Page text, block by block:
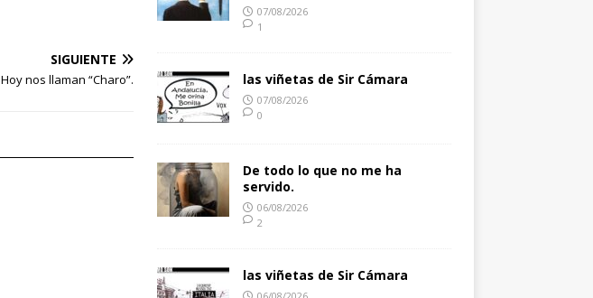
SIGUIENTE
Hoy nos llaman “Charo”.
07/08/2026
1
las viñetas de Sir Cámara
07/08/2026
0
De todo lo que no me ha
servido.
06/08/2026
2
las viñetas de Sir Cámara